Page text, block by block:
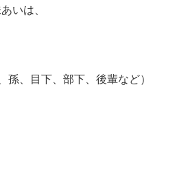
いは、
孫、目下、部下、後輩など）